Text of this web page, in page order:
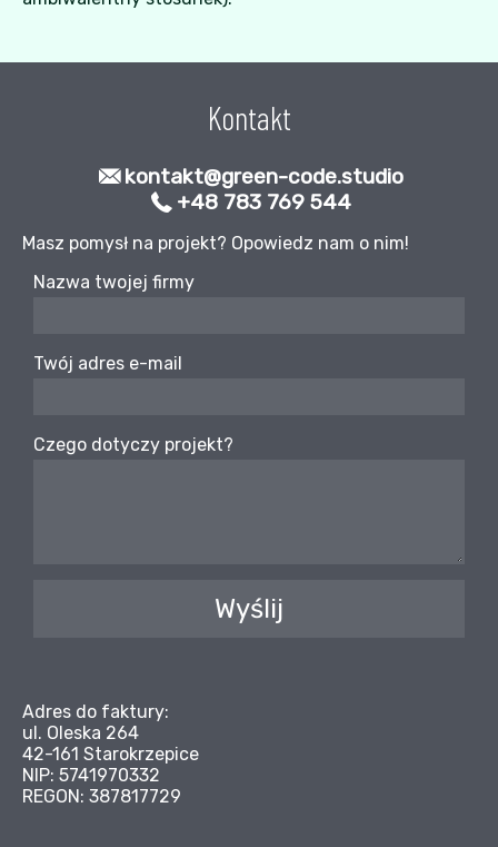
Kontakt
kontakt@green-code.studio
+48 783 769 544
Masz pomysł na projekt? Opowiedz nam o nim!
Nazwa twojej firmy
Twój adres e-mail
Czego dotyczy projekt?
Wyślij
Adres do faktury:
ul. Oleska 264
42-161 Starokrzepice
NIP: 5741970332
REGON: 387817729